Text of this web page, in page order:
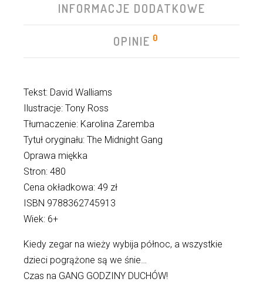
INFORMACJE DODATKOWE
OPINIE 0
Tekst: David Walliams
Ilustracje: Tony Ross
Tłumaczenie: Karolina Zaremba
Tytuł oryginału: The Midnight Gang
Oprawa miękka
Stron: 480
Cena okładkowa: 49 zł
ISBN 9788362745913
Wiek: 6+
Kiedy zegar na wieży wybija północ, a wszystkie
dzieci pogrążone są we śnie…
Czas na GANG GODZINY DUCHÓW!